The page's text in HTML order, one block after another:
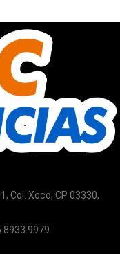
Col. Xoco, CP 03330,
8933 9979